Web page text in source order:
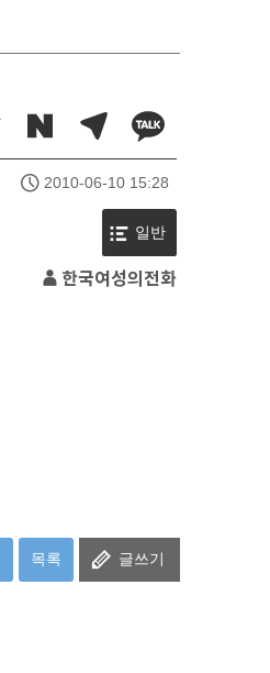
2010-06-10 15:28
일반
한국여성의전화
목록 글쓰기